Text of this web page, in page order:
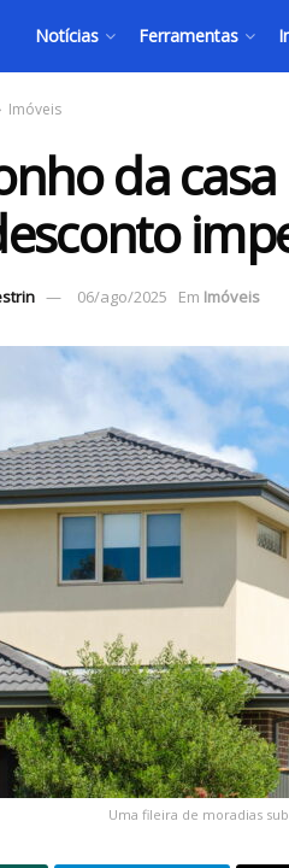
Notícias Ferramentas
Imóveis
da
06/ago/2025 Em Imóveis
Uma fileira de moradias